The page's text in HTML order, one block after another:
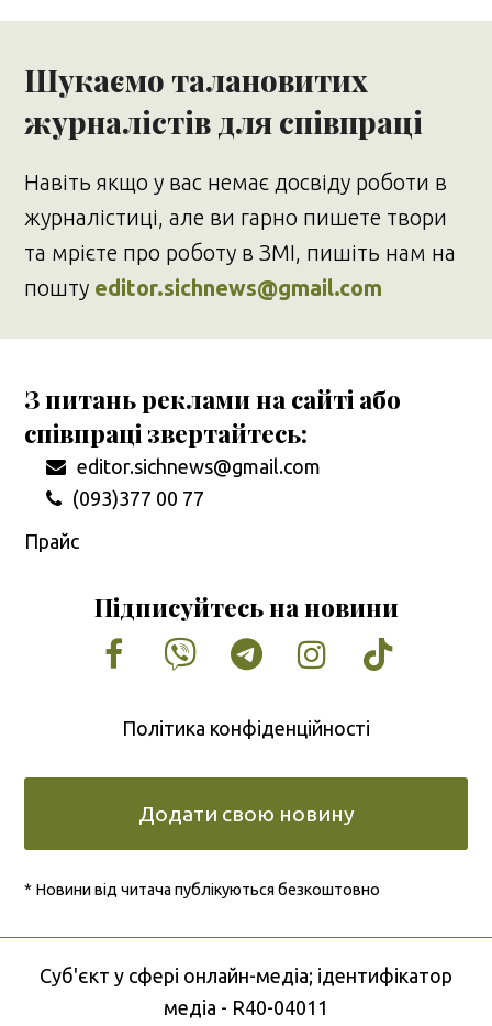
Шукаємо талановитих
журналістів для співпраці
Навіть якщо у вас немає досвіду роботи в
журналістиці, але ви гарно пишете твори
та мрієте про роботу в ЗМІ, пишіть нам на
пошту editor.sichnews@gmail.com
З питань реклами на сайті або
співпраці звертайтесь:
editor.sichnews@gmail.com
(093)377 00 77
Прайс
Підписуйтесь на новини
Facebook
VimeoTumblrInstagram
Tiktok
Політика конфіденційності
Додати свою новину
* Новини від читача публікуються безкоштовно
Cуб'єкт у сфері онлайн-медіа; ідентифікатор
медіа - R40-04011